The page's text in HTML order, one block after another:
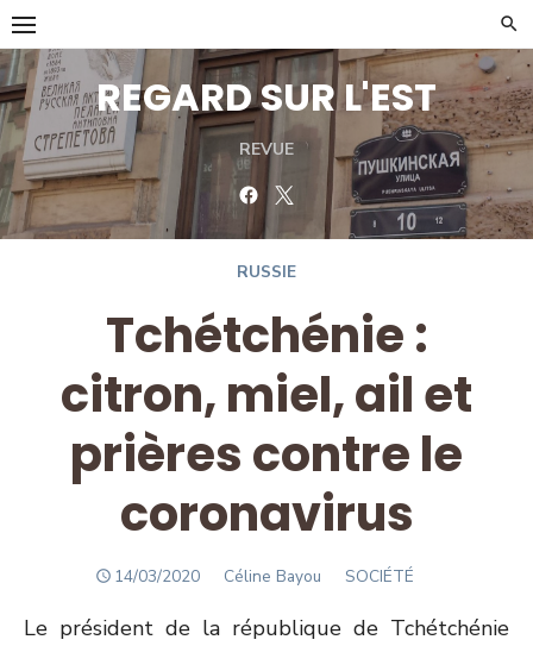
Skip
to
content
REGARD SUR L'EST
REVUE
FacebookTwitter
RUSSIE
Tchétchénie :
citron, miel, ail et
prières contre le
coronavirus
POSTED
14/03/2020 Author
Céline Bayou SOCIÉTÉ
Le président de la république de Tchétchénie